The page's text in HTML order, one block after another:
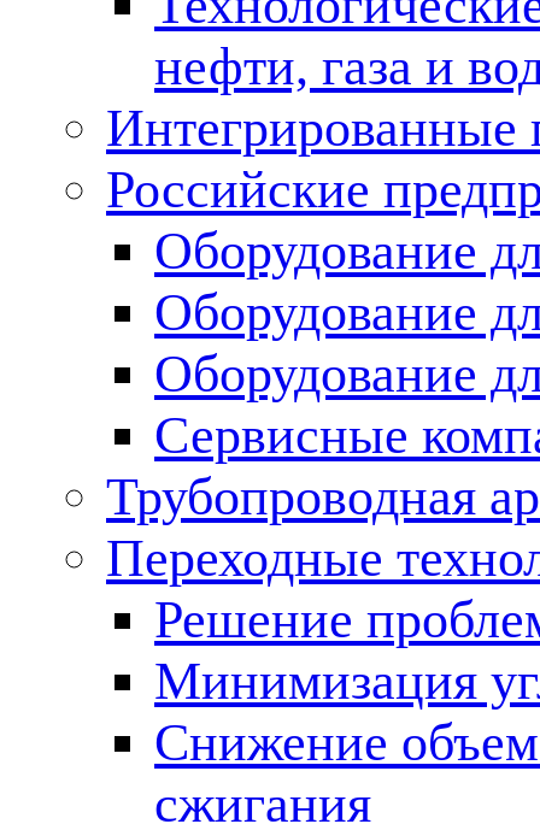
нефти, газа и
Российские
Оборудование
Оборудование
Оборудование
Сервисные
Трубопроводная
Переходные
Решение
Минимизация
Снижение
сжигания